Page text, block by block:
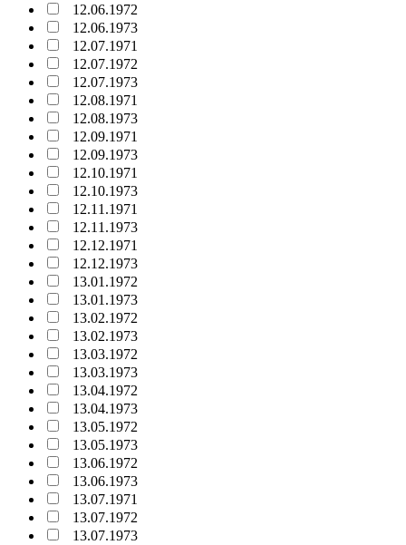
12.06.1972
12.06.1973
12.07.1971
12.07.1972
12.07.1973
12.08.1971
12.08.1973
12.09.1971
12.09.1973
12.10.1971
12.10.1973
12.11.1971
12.11.1973
12.12.1971
12.12.1973
13.01.1972
13.01.1973
13.02.1972
13.02.1973
13.03.1972
13.03.1973
13.04.1972
13.04.1973
13.05.1972
13.05.1973
13.06.1972
13.06.1973
13.07.1971
13.07.1972
13.07.1973